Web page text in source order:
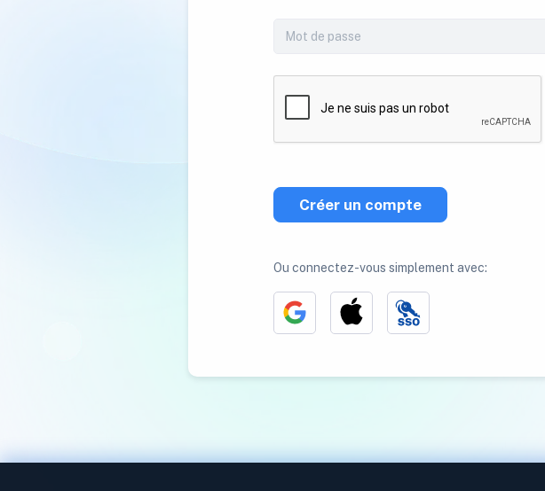
Créer un compte
Ou connectez-vous simplement avec: